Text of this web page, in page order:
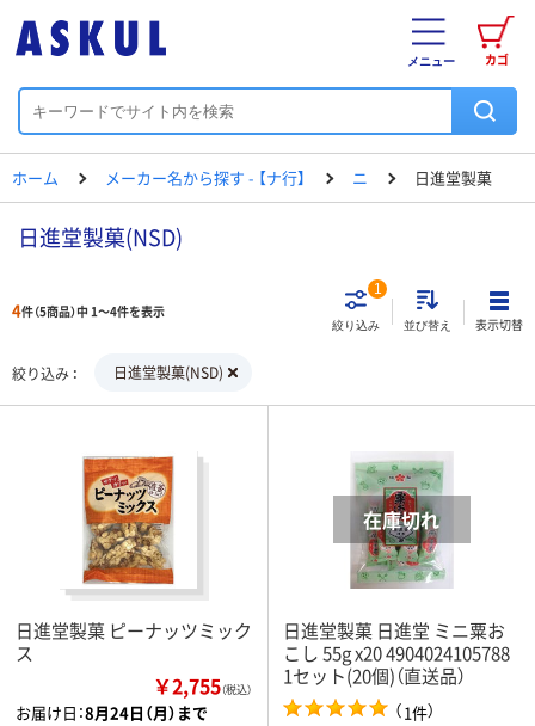
カゴ
メニュー
ホーム メーカー名から探す - 【ナ行】 ニ 日進堂製菓
日進堂製菓(NSD)
4件（5商品）中 1～4件を表示
絞り込み
1
並び替え 表示切替
絞り込み 日進堂製菓(NSD)
日進堂製菓 ピーナッツミック
ス
￥2,755（税込）
お届け日：8月24日（月）まで
日進堂製菓 日進堂 ミニ粟お
こし 55g x20 4904024105788
1セット(20個)（直送品）
（1件）